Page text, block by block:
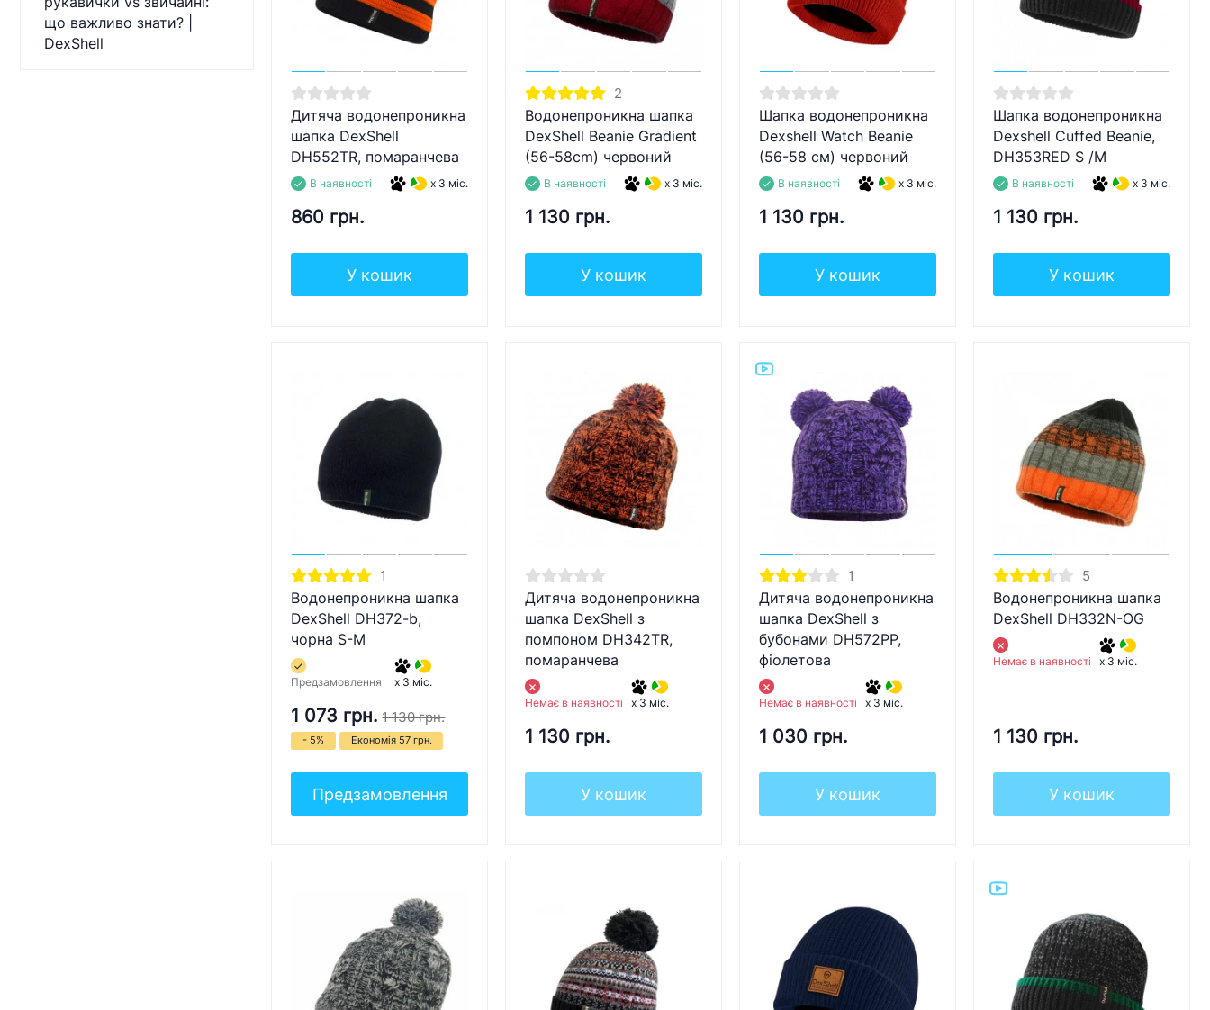
що важливо знати? |
DexShell
Дитяча водонепроникна
шапка DexShell
DH552TR, помаранчева
В наявності x 3 міс.
860 грн.
У кошик
2
Водонепроникна шапка
DexShell Beanie Gradient
(56-58cm) червоний
В наявності x 3 міс.
1 130 грн.
У кошик
Шапка водонепроникна
Dexshell Watch Beanie
(56-58 см) червоний
В наявності x 3 міс.
1 130 грн.
У кошик
Шапка водонепроникна
Dexshell Cuffed Beanie,
DH353RED S /M
В наявності x 3 міс.
1 130 грн.
У кошик
1
Водонепроникна шапка
DexShell DH372-b,
чорна S-M
Предзамовлення x 3 міс.
1 073 грн. 1 130 грн.
- 5% Економія 57 грн.
Предзамовлення
Дитяча водонепроникна
шапка DexShell з
помпоном DH342TR,
помаранчева
Немає в наявності x 3 міс.
1 130 грн.
У кошик
1
Дитяча водонепроникна
шапка DexShell з
бубонами DH572PP,
фіолетова
Немає в наявності x 3 міс.
1 030 грн.
У кошик
5
Водонепроникна шапка
DexShell DH332N-OG
Немає в наявності x 3 міс.
1 130 грн.
У кошик